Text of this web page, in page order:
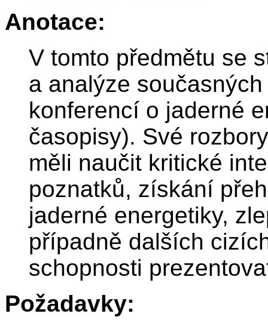
Anotace:
V tomto předmětu se
a analýze
konferencí o jaderné
časopisy). Své
měli naučit kritické
poznatků, získání
jaderné energetiky,
případně dalších
schopnosti
Požadavky: